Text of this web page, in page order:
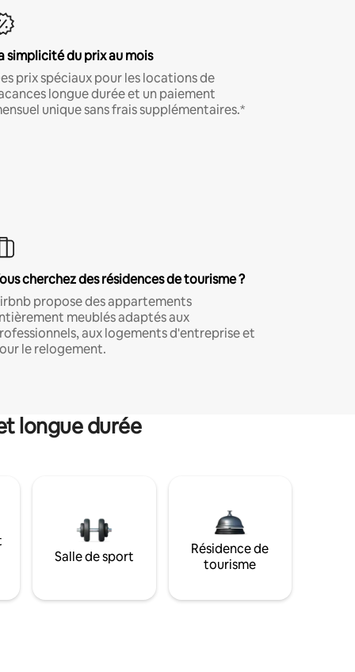
simplicité du prix au mois
prix spéciaux pour les locations de
longue durée et un paiement
unique sans frais supplémentaires.*
cherchez des résidences de tourisme ?
propose des appartements
meublés adaptés aux
aux logements d'entreprise et
le relogement.
longue durée
Salle de sport
Résidence de
tourisme